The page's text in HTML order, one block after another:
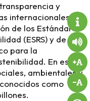
y
internacionales, el
de los Estándares
(ESRS) y de la
para la
En ese
ambientales y
como